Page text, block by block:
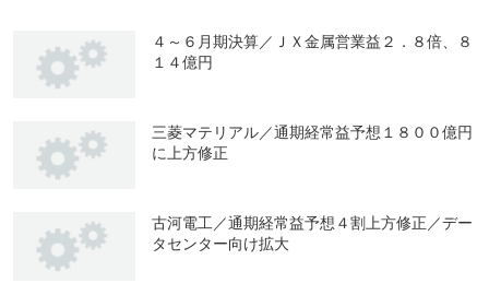
４～６月期決算／ＪＸ金属営業益２．８倍、８
１４億円
三菱マテリアル／通期経常益予想１８００億円
に上方修正
古河電工／通期経常益予想４割上方修正／デー
タセンター向け拡大